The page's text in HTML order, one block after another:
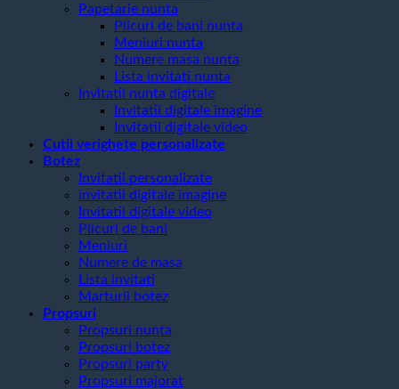
Papetarie nunta
Plicuri de bani nunta
Meniuri nunta
Numere masa nunta
Lista invitati nunta
Invitatii nunta digitale
Invitatii digitale imagine
Invitatii digitale video
Cutii verighete personalizate
Botez
Invitatii personalizate
invitatii digitale imagine
Invitatii digitale video
Plicuri de bani
Meniuri
Numere de masa
Lista invitati
Marturii botez
Propsuri
Propsuri nunta
Propsuri botez
Propsuri party
Propsuri majorat